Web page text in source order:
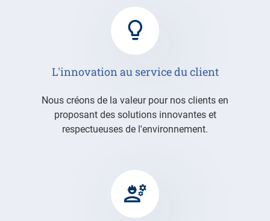
L'innovation au service du client
Nous créons de la valeur pour nos clients en
proposant des solutions innovantes et
respectueuses de l'environnement.